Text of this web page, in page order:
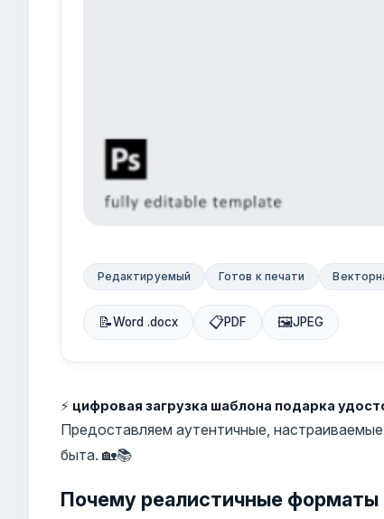
Редактируемый Готов к печати
📝Word .docx 📋PDF 🖼JPEG
⚡ цифровая загрузка шаблона подарка
Предоставляем аутентичные,
быта. 🏡📚
Почему реалистичные форматы